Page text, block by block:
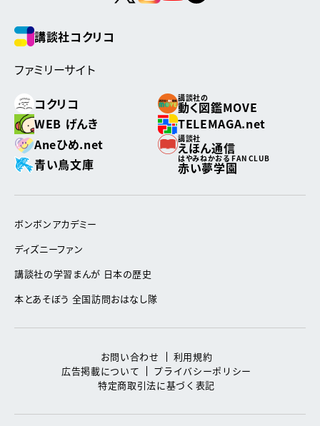
講談社コクリコ
ファミリーサイト
コクリコ
講談社の
動く図鑑MOVE
WEB げんき
TELEMAGA.net
Aneひめ.net
講談社
えほん通信
青い鳥文庫
はやみねかおる FAN CLUB
赤い夢学園
ボンボンアカデミー
ディズニーファン
講談社の学習まんが 日本の歴史
本とあそぼう 全国訪問おはなし隊
お問い合わせ
利用規約
広告掲載について
プライバシーポリシー
特定商取引法に基づく表記